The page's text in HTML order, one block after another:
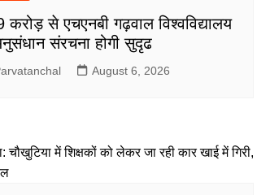
करोड़ से एचएनबी गढ़वाल विश्वविद्यालय
संरचना होगी सुदृढ
August 6, 2026